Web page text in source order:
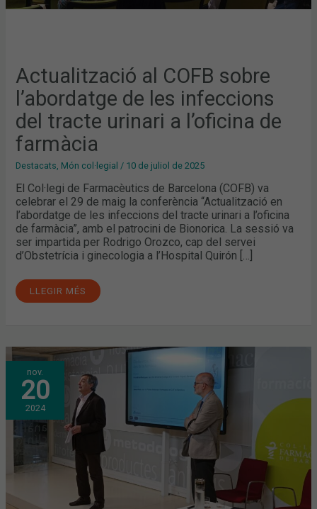
Actualització al COFB sobre
l’abordatge de les infeccions
del tracte urinari a l’oficina de
farmàcia
Destacats, Món col·legial / 10 de juliol de 2025
El Col·legi de Farmacèutics de Barcelona (COFB) va
celebrar el 29 de maig la conferència “Actualització en
l’abordatge de les infeccions del tracte urinari a l’oficina
de farmàcia”, amb el patrocini de Bionorica. La sessió va
ser impartida per Rodrigo Orozco, cap del servei
d’Obstetrícia i ginecologia a l’Hospital Quirón […]
LLEGIR MÉS
nov.
20
2024
COM
ABORDAR
LA
PREVENCIÓ
I
EL
MANEIG
DE
SALUT
URORENAL
DES
FARMÀCIA
COMUNITÀRIA?